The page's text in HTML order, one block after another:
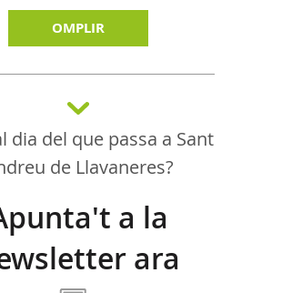
OMPLIR
dia del que passa a Sant
de Llavaneres?
a la
ara